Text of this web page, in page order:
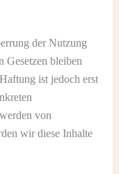
der Nutzung
Gesetzen bleiben
ist jedoch erst
von
wir diese Inhalte